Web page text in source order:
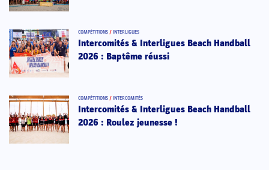
COMPÉTITIONS / INTERLIGUES
Intercomités & Interligues Beach Handball
2026 : Baptême réussi
COMPÉTITIONS / INTERCOMITÉS
Intercomités & Interligues Beach Handball
2026 : Roulez jeunesse !